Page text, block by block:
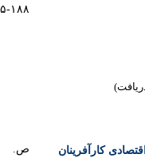
۱۸۸-۱۶۵
کارآفرینان
ص.